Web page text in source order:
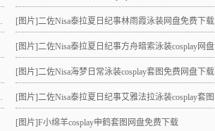
[图片]二佐Nisa泰拉夏日纪事林雨霞泳装网盘免费下载
[图片]二佐Nisa泰拉夏日纪事方舟暗索泳装cosplay网盘分享！
[图片]二佐Nisa海梦日常泳装cosplay套图免费网盘下载
[图片]二佐Nisa泰拉夏日纪事艾雅法拉泳装cosplay套图网盘免费下载
[图片]F小绵羊cosplay申鹤套图网盘免费下载